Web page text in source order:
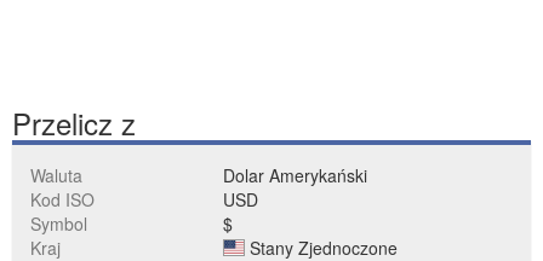
Przelicz z
Waluta
Dolar Amerykański
Kod ISO
USD
Symbol
$
Kraj
Stany Zjednoczone